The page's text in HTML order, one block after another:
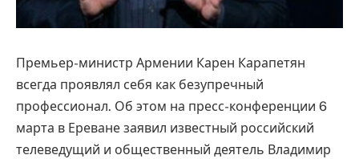
Премьер-министр Армении Карен Карапетян
всегда проявлял себя как безупречный
профессионал. Об этом на пресс-конференции 6
марта в Ереване заявил известный российский
телеведущий и общественный деятель Владимир